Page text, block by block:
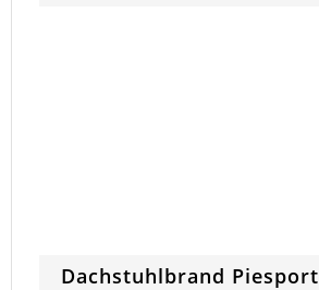
Dachstuhlbrand Piesport